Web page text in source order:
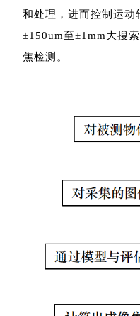
和处理，进而控制运动
±150um至±1mm大搜
焦检测。